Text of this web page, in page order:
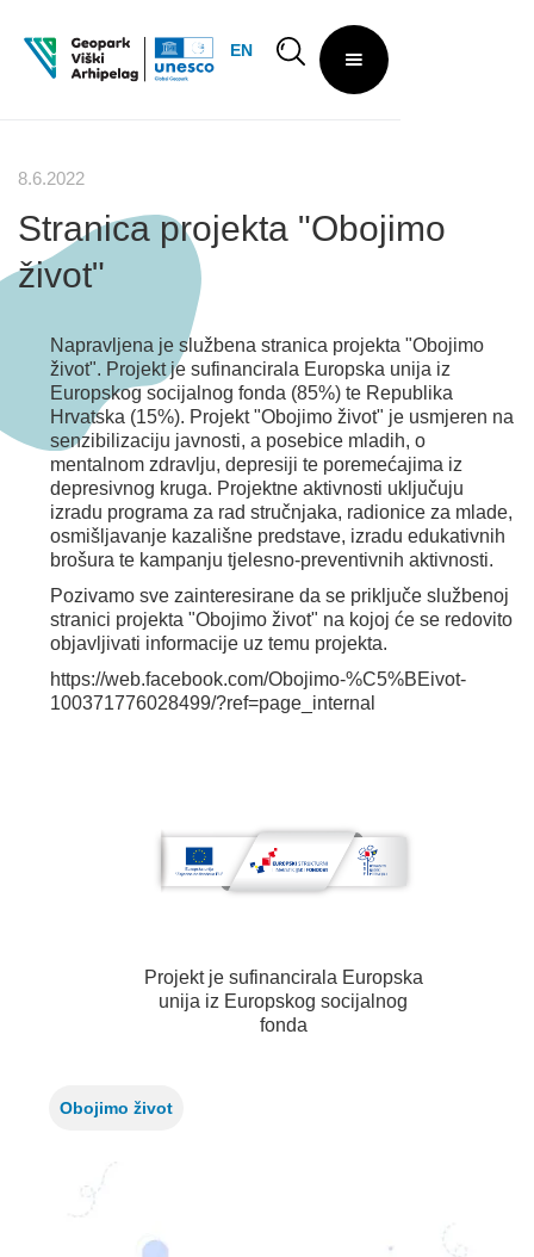
EN
8.6.2022
Stranica projekta "Obojimo
život"
Napravljena je službena stranica projekta "Obojimo
život". Projekt je sufinancirala Europska unija iz
Europskog socijalnog fonda (85%) te Republika
Hrvatska (15%). Projekt "Obojimo život" je usmjeren na
senzibilizaciju javnosti, a posebice mladih, o
mentalnom zdravlju, depresiji te poremećajima iz
depresivnog kruga. Projektne aktivnosti uključuju
izradu programa za rad stručnjaka, radionice za mlade,
osmišljavanje kazališne predstave, izradu edukativnih
brošura te kampanju tjelesno-preventivnih aktivnosti.
Pozivamo sve zainteresirane da se priključe službenoj
stranici projekta "Obojimo život" na kojoj će se redovito
objavljivati informacije uz temu projekta.
https://web.facebook.com/Obojimo-%C5%BEivot-
100371776028499/?ref=page_internal
Projekt je sufinancirala Europska
unija iz Europskog socijalnog
fonda
Obojimo život